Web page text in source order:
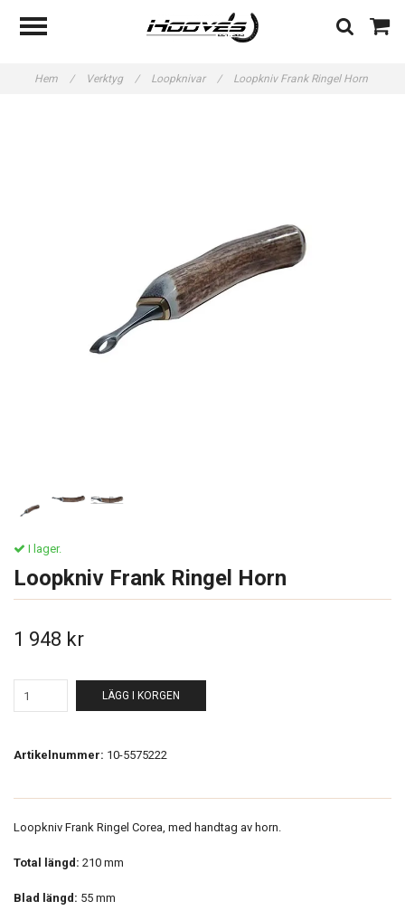
Hem / Verktyg / Loopknivar / Loopkniv Frank Ringel Horn
I lager.
Loopkniv Frank Ringel Horn
1 948 kr
LÄGG I KORGEN
Artikelnummer: 10-5575222
Loopkniv Frank Ringel Corea, med handtag av horn.
Total längd: 210 mm
Blad längd: 55 mm